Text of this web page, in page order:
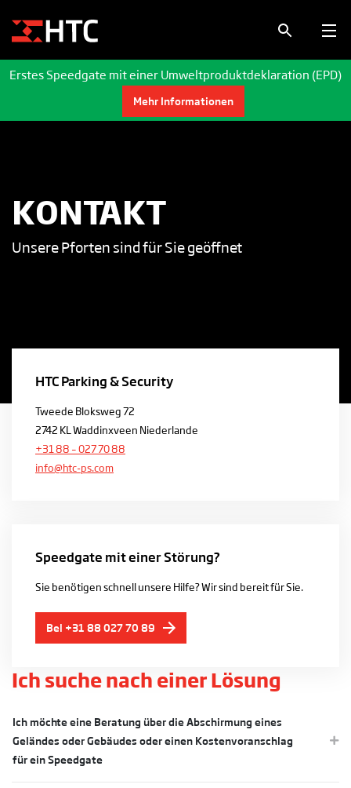
Erstes Speedgate mit einer Umweltproduktdeklaration (EPD)
Mehr Informationen
KONTAKT
Unsere Pforten sind für Sie geöffnet
HTC Parking & Security
Tweede Bloksweg 72
2742 KL Waddinxveen Niederlande
+31 88 – 027 70 88
info@htc-ps.com
Speedgate mit einer Störung?
Sie benötigen schnell unsere Hilfe? Wir sind bereit für Sie.
Bel +31 88 027 70 89
Ich suche nach einer Lösung
Ich möchte eine Beratung über die Abschirmung eines
Geländes oder Gebäudes oder einen Kostenvoranschlag
für ein Speedgate